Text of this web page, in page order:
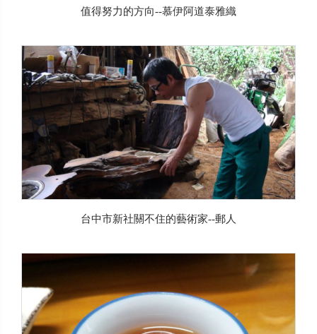
值得努力的方向--慕伊阿道泰雅織
台中市新社關不住的藝術家--郵人